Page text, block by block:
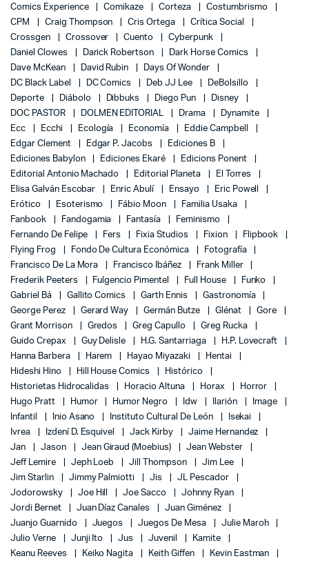
Comics Experience
Comikaze Corteza
Costumbrismo
CPM
Craig Thompson Cris Ortega
Crítica Social
Crossgen
Crossover Cuento
Cyberpunk
Daniel Clowes
Darick Robertson
Dark Horse Comics
Dave McKean
David Rubin
Days Of Wonder
DC Black Label
DC Comics Deb JJ Lee
DeBolsillo
Deporte
Diábolo Dibbuks Diego Pun
Disney
DOC PASTOR
DOLMEN EDITORIAL Drama
Dynamite
Ecc
Ecchi Ecología Economía
Eddie Campbell
Edgar Clement
Edgar P. Jacobs
Ediciones B
Ediciones Babylon
Ediciones Ekaré
Edicions Ponent
Editorial Antonio Machado
Editorial Planeta
El Torres
Elisa Galván Escobar
Enric Abulí Ensayo
Eric Powell
Erótico
Esoterismo Fábio Moon
Familia Usaka
Fanbook
Fandogamia Fantasía
Feminismo
Fernando De Felipe
Fers Fixia Studios Fixion
Flipbook
Flying Frog
Fondo De Cultura Económica
Fotografía
Francisco De La Mora
Francisco Ibáñez
Frank Miller
Frederik Peeters
Fulgencio Pimentel Full House
Funko
Gabriel Bá
Gallito Comics Garth Ennis
Gastronomía
George Perez
Gerard Way Germán Butze Glénat
Gore
Grant Morrison
Gredos Greg Capullo
Greg Rucka
Guido Crepax
Guy Delisle H.G. Santarriaga
H.P. Lovecraft
Hanna Barbera
Harem Hayao Miyazaki
Hentai
Hideshi Hino
Hill House Comics
Histórico
Historietas Hidrocalidas
Horacio Altuna Horax
Horror
Hugo Pratt
Humor Humor Negro Idw Ilarión
Image
Infantil
Inio Asano Instituto Cultural De León
Isekai
Ivrea
Izdení D. Esquivel Jack Kirby
Jaime Hernandez
Jan
Jason Jean Giraud (Moebius)
Jean Webster
Jeff Lemire
Jeph Loeb Jill Thompson
Jim Lee
Jim Starlin
Jimmy Palmiotti Jis
JL Pescador
Jodorowsky
Joe Hill Joe Sacco
Johnny Ryan
Jordi Bernet
Juan Díaz Canales
Juan Giménez
Juanjo Guarnido
Juegos Juegos De Mesa
Julie Maroh
Julio Verne
Junji Ito Jus Juvenil
Kamite
Keanu Reeves
Keiko Nagita Keith Giffen
Kevin Eastman